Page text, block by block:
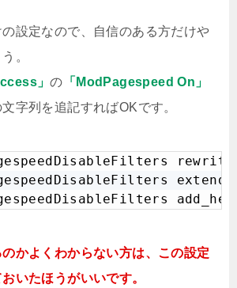
設定なので、自信のある方だけや
。
」の 「ModPagespeed On」
字列を追記すればOKです。
かよくわからない方は、この設定
いたほうがいいです。